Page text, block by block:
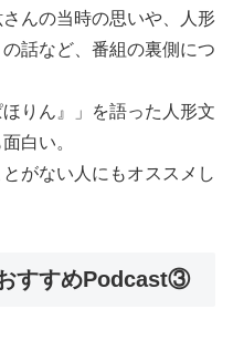
んの当時の思いや、人形
話など、番組の裏側につ
りん』」を語った人形文
白い。
がない人にもオススメし
すすめPodcast③